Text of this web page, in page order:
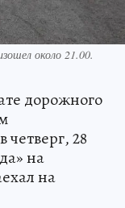
около 21.00.
дорожного
28
на
на